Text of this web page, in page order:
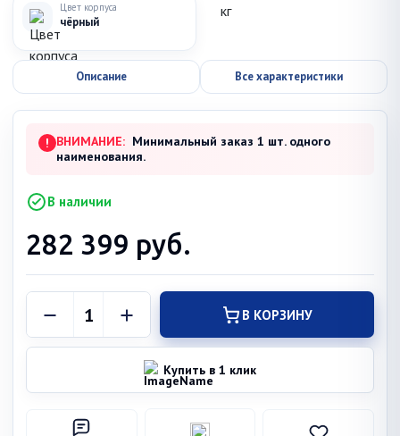
Цвет корпуса
чёрный
Описание Все характеристики
! ВНИМАНИЕ: Минимальный заказ 1 шт. одного
наименования.
В наличии
282 399 руб.
В КОРЗИНУ
Купить в 1 клик